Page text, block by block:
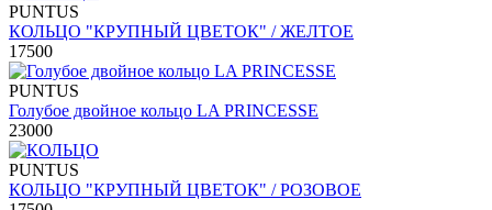
PUNTUS
КОЛЬЦО "КРУПНЫЙ ЦВЕТОК" / ЖЕЛТОЕ
17500
PUNTUS
Голубое двойное кольцо LA PRINCESSE
23000
PUNTUS
КОЛЬЦО "КРУПНЫЙ ЦВЕТОК" / РОЗОВОЕ